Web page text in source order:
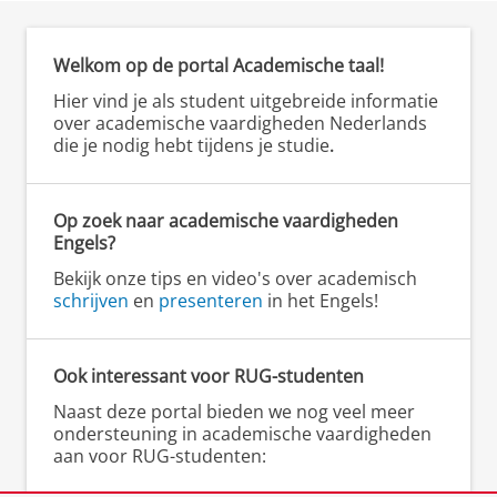
versterken,
bijvoorbeeld
"efficiënt",
"belangrijk",
"uitstekend",
"verontrustend",
enzovoort.
Werkwoorden die
actie uitdrukken:
Woorden die
aangeven dat de
spreker een actie wil
ondernemen of een
verandering wil
bewerkstelligen,
Voorbeelden:soms
worden
voorbeelden
gegeven die het
argument
ondersteunen. Te
herkennen aan
signaalwoorden als
daarin
Schema meervoudige argumentatie
Voorbeelden van indicatoren van
ten eerste, ten tweede, tot slot.
een ander argument is dat
zelfs als dit niet opgaat, dan nog
Schema nevenschikkende argumentatie
daarbij komt
bovendien
een reden temeer om
vooral ook omdat
wat nog belangrijker is
alsmede
Schema onderschikkende argumentatie
Indicatoren voor onderschikkende
want
omdat
immers
Welkom op de portal Academische taal!
Hier vind je als student uitgebreide informatie
over academische vaardigheden Nederlands
die je nodig hebt tijdens je studie.
Op zoek naar academische vaardigheden
Engels?
Bekijk onze tips en video's over academisch
schrijven en presenteren in het Engels!
Ook interessant voor RUG-studenten
Naast deze portal bieden we nog veel meer
ondersteuning in academische vaardigheden
aan voor RUG-studenten: